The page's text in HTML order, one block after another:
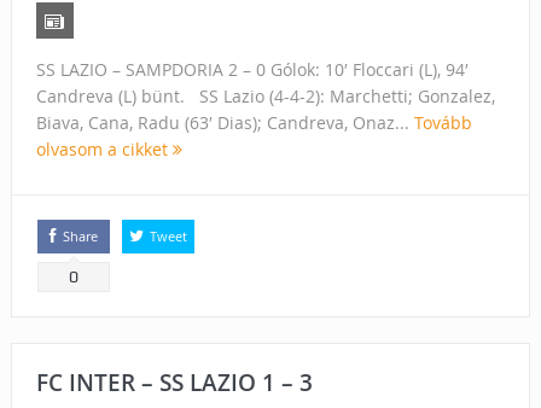
SS LAZIO – SAMPDORIA 2 – 0 Gólok: 10′ Floccari (L), 94′
Candreva (L) bünt. SS Lazio (4-4-2): Marchetti; Gonzalez,
Biava, Cana, Radu (63′ Dias); Candreva, Onaz... Tovább
olvasom a cikket
Share
0
Tweet
FC INTER – SS LAZIO 1 – 3